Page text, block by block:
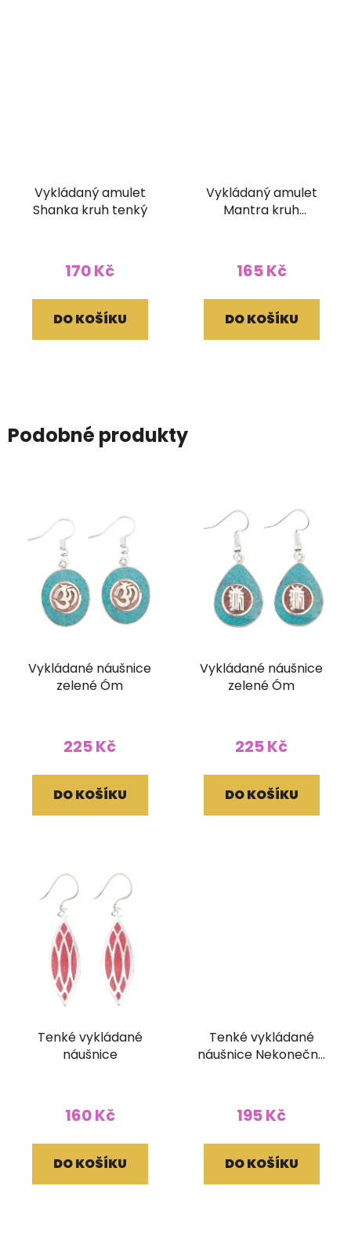
Vykládaný amulet
Shanka kruh tenký
170 Kč
DO KOŠÍKU
Vykládaný amulet
Mantra kruh
165 Kč
DO KOŠÍKU
Podobné produkty
Vykládané náušnice
zelené Óm
225 Kč
DO KOŠÍKU
Vykládané náušnice
zelené Óm
225 Kč
DO KOŠÍKU
Tenké vykládané
náušnice
160 Kč
DO KOŠÍKU
Tenké vykládané
náušnice Nekonečný
195 Kč
DO KOŠÍKU